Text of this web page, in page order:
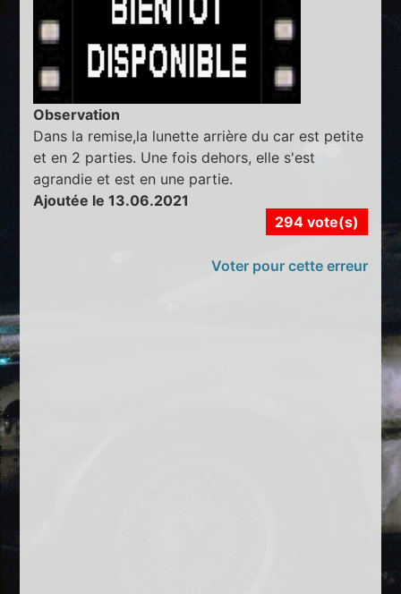
Observation
Dans la remise,la lunette arrière du car est petite
et en 2 parties. Une fois dehors, elle s'est
agrandie et est en une partie.
Ajoutée le 13.06.2021
294 vote(s)
Voter pour cette erreur